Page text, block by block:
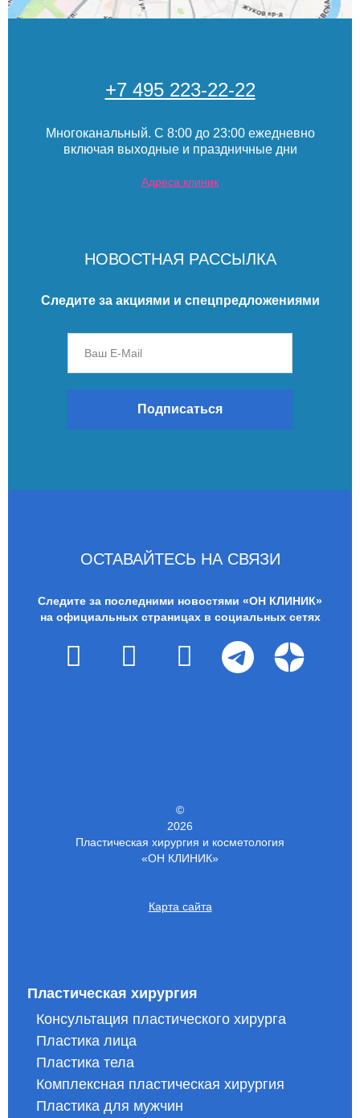
+7 495 223-22-22
Многоканальный. С 8:00 до 23:00 ежедневно
включая выходные и праздничные дни
Адреса клиник
НОВОСТНАЯ РАССЫЛКА
Следите за акциями и спецпредложениями
Подписаться
ОСТАВАЙТЕСЬ НА СВЯЗИ
Следите за последними новостями «ОН КЛИНИК»
на официальных страницах в социальных сетях
©
2026
Пластическая хирургия и косметология
«ОН КЛИНИК»
Карта сайта
Пластическая хирургия
Консультация пластического хирурга
Пластика лица
Пластика тела
Комплексная пластическая хирургия
Пластика для мужчин